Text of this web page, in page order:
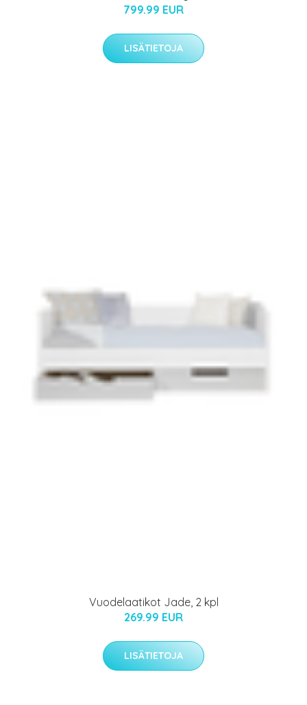
799.99 EUR
LISÄTIETOJA
Vuodelaatikot Jade, 2 kpl
269.99 EUR
LISÄTIETOJA